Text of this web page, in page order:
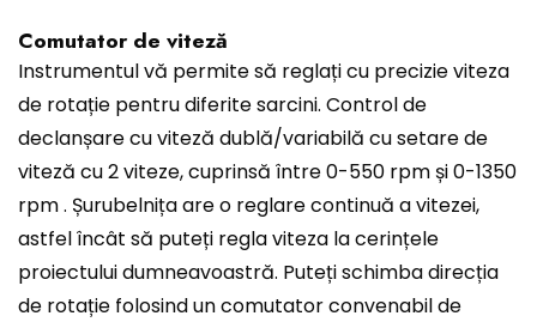
Comutator de viteză
Instrumentul vă permite să reglați cu precizie viteza
de rotație pentru diferite sarcini. Control de
declanșare cu viteză dublă/variabilă cu setare de
viteză cu 2 viteze, cuprinsă între 0-550 rpm și 0-1350
rpm . Șurubelnița are o reglare continuă a vitezei,
astfel încât să puteți regla viteza la cerințele
proiectului dumneavoastră. Puteți schimba direcția
de rotație folosind un comutator convenabil de